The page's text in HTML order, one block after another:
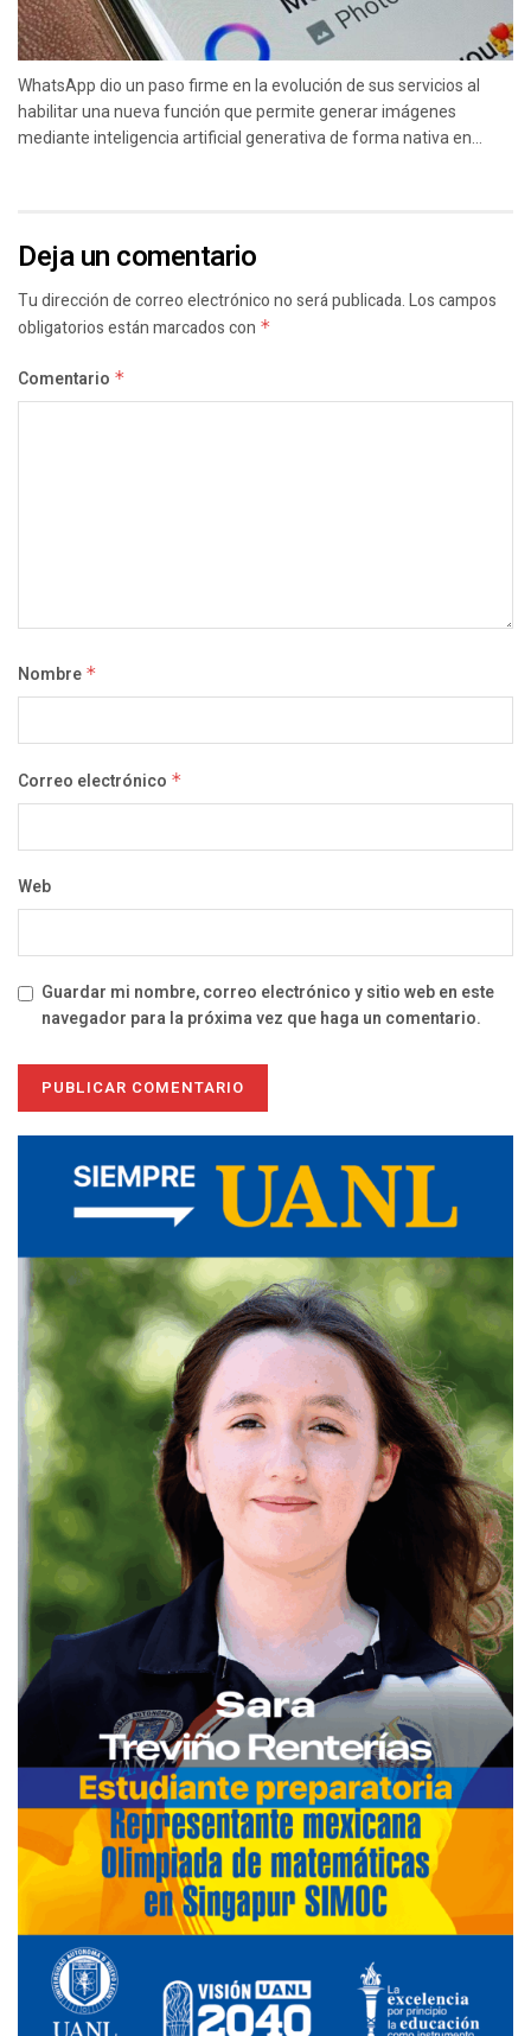
WhatsApp dio un paso firme en la evolución de sus servicios al
habilitar una nueva función que permite generar imágenes
mediante inteligencia artificial generativa de forma nativa en...
Deja un comentario
Tu dirección de correo electrónico no será publicada.Los campos
obligatorios están marcados con *
Comentario *
Nombre *
Correo electrónico *
Web
Guardar mi nombre, correo electrónico y sitio web en este
navegador para la próxima vez que haga un comentario.